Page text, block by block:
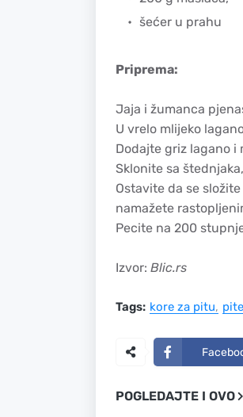
šećer u prahu
Priprema:
Jaja i žumanca
U vrelo mlijeko
Dodajte griz lagano i
Sklonite sa
Ostavite da se
namažete
Pecite na 200
Izvor: Blic.rs
Tags: kore za pitu pite
POGLEDAJTE I OVO